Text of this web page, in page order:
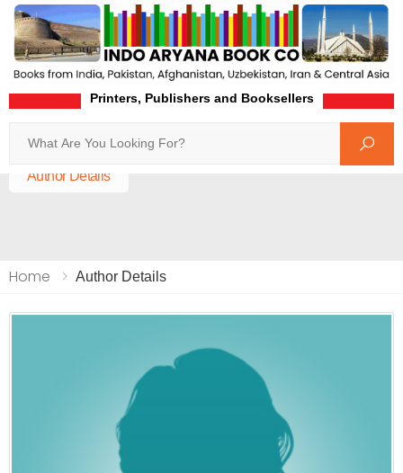
Printers, Publishers and Booksellers
Home
Author Details
Home Author Details